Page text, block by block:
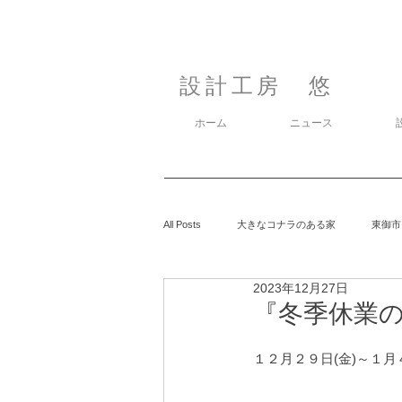
設計工房 悠
ホーム ニュース
All Posts 大きなコナラのある家 東御
カラマツの森の中の家 鈴玲ヶ丘の家
御代田の家 有明の家
『冬季休業
2023年12月27日
１２月２９日(金)～１